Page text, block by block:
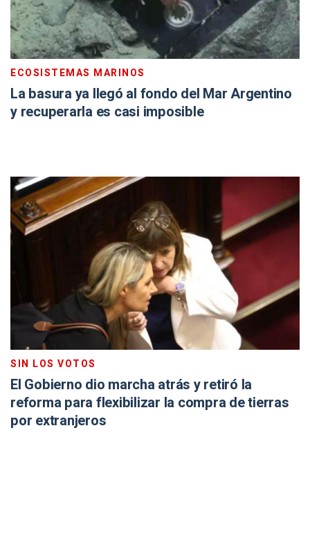
ECOSISTEMAS MARINOS
La basura ya llegó al fondo del Mar Argentino
y recuperarla es casi imposible
SIN LOS VOTOS
El Gobierno dio marcha atrás y retiró la
reforma para flexibilizar la compra de tierras
por extranjeros